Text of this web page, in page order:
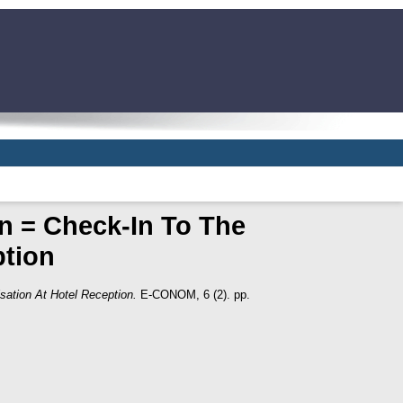
= Check-In To The
At Hotel Reception. E-CONOM, 6 (2). pp.